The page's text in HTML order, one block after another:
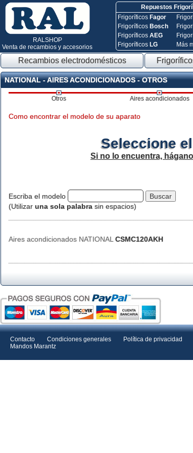
RALSHOP
Venta de recambios y accesorios
Repuestos
Frigoríficos Fagor
Frigoríficos Bosch
FrigoríficosAEG
Frigoríficos LG
Más
Recambios electrodomésticos
NATIONAL - AIRES ACONDICIONADOS - OTROS
Otros Aires acondicionados
Como encontrar el modelo de su aparato
Seleccione
Si no lo encuentra,
Escriba el modelo
(Utilizar una sola palabra sin espacios)
Aires acondicionados NATIONAL CSMC120AKH
Contacto Condiciones generales Política de privacidad
Mandos Marantz